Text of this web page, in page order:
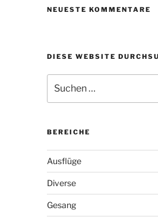
NEUESTE KOMMENTARE
DIESE WEBSITE
nach:
BEREICHE
Ausflüge
Diverse
Gesang